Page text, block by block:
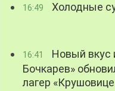
16:49 Холодные
16:41
Новый вкус
Бочкарев»
лагер